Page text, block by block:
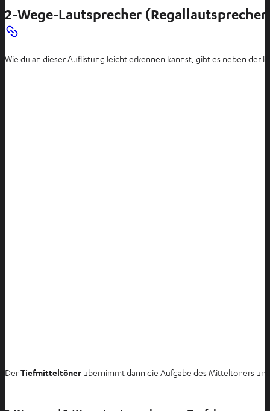
2-Wege-Lautsprecher
Wie du an dieser Auflistung leicht erkennen kannst, gibt es neben
DerTiefmitteltöner übernimmt dann die Aufgabe des Mitteltöners